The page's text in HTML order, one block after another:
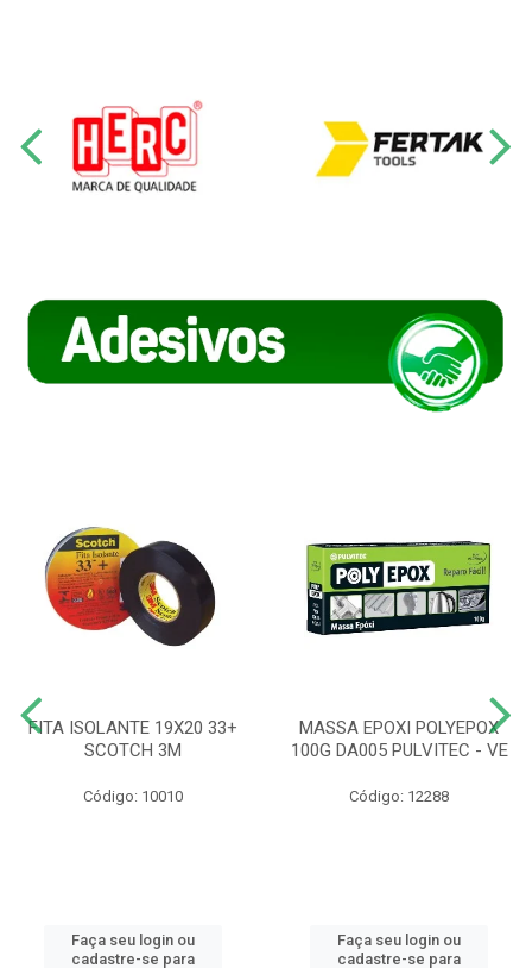
FITA ISOLANTE 19X20 33+
SCOTCH 3M
Código: 10010
Faça seu login ou
cadastre-se para
MASSA EPOXI POLYEPOX
100G DA005 PULVITEC - VE
Código: 12288
Faça seu login ou
cadastre-se para